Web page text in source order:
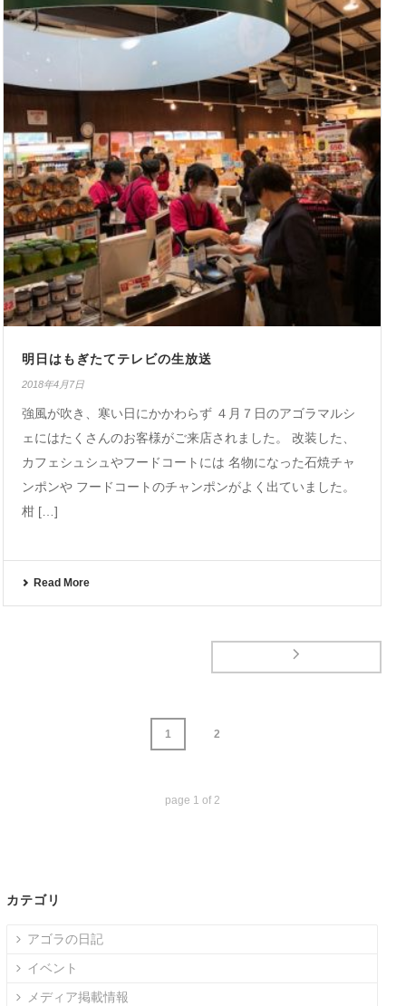
明日はもぎたてテレビの生放送
2018年4月7日
強風が吹き、寒い日にかかわらず ４月７日のアゴラマルシ
ェにはたくさんのお客様がご来店されました。 改装した、
カフェシュシュやフードコートには 名物になった石焼チャ
ンポンや フードコートのチャンポンがよく出ていました。
柑 […]
Read More
1 2
page 1 of 2
カテゴリ
アゴラの日記
イベント
メディア掲載情報